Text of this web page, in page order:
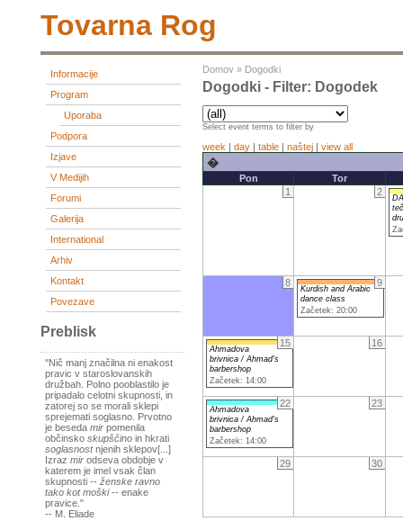
Tovarna Rog
Informacije
Program
Uporaba
Podpora
Izjave
V Medijih
Forumi
Galerija
International
Arhiv
Kontakt
Povezave
Preblisk
"Nič manj značilna ni enakost
pravic v staroslovanskih
družbah. Polno pooblastilo je
pripadalo celotni skupnosti, in
zatorej so se morali sklepi
sprejemati soglasno. Prvotno
je beseda mir pomenila
občinsko skupščino in hkrati
soglasnostnjenih sklepov[...]
Izraz mir odseva obdobje v
katerem je imel vsak član
skupnosti -- ženske ravno
tako kot moški-- enake
pravice."
-- M. Eliade
Domov » Dogodki
Dogodki - Filter: Dogodek
Select event terms to filter by
week | day | table | naštej | view all
�
Pon
Tor
1
2
8 9
Kurdish and Arabic
dance class
Začetek: 20:00
15
Ahmadova
brivnica / Ahmad's
barbershop
Začetek: 14:00
16
22
Ahmadova
brivnica / Ahmad's
barbershop
Začetek: 14:00
23
29 30